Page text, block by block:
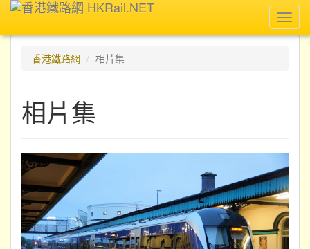
香港鐵路網
相片集
相片集